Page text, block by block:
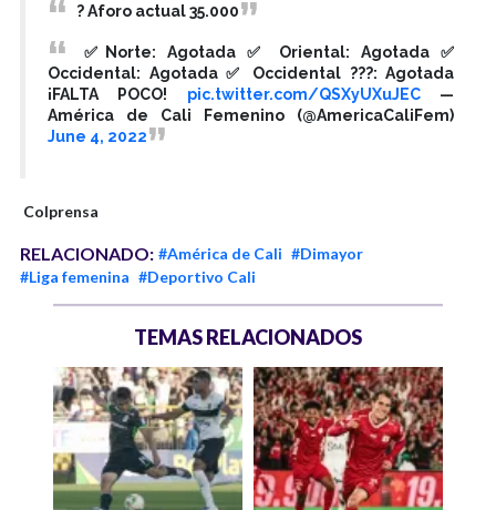
? Aforo actual 35.000
✅Norte: Agotada ✅ Oriental: Agotada ✅
Occidental: Agotada ✅ Occidental ???: Agotada
¡FALTA POCO! pic.twitter.com/QSXyUXuJEC—
América de Cali Femenino (@AmericaCaliFem)
June 4, 2022
Colprensa
RELACIONADO: #América de Cali #Dimayor
#Liga femenina #Deportivo Cali
TEMAS RELACIONADOS